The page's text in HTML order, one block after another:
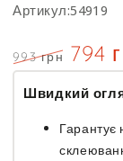
Артикул:54919
Ціна
993 грн
Знижка
794
Швидкий
Гарантує